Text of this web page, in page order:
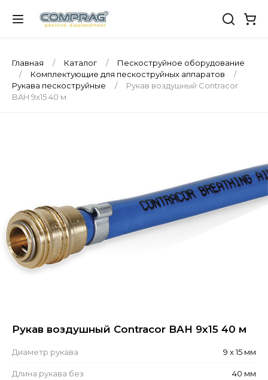
Главная Каталог
Пескоструйное оборудование
Комплектующие для пескоструйных аппаратов
Рукава пескоструйные
Рукав воздушный Contracor
BAH 9х15 40 м
Рукав воздушный Contracor BAH 9х15 40 м
Диаметр рукава 9 х 15 мм
Длина рукава без
40 мм